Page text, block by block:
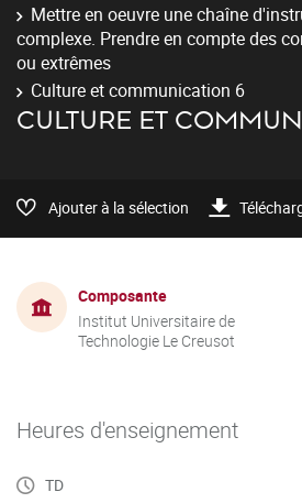
Mettre en oeuvre une chaîne
complexe. Prendre en compte des
ou extrêmes
Culture et communication 6
CULTURE ET
Ajouter à la sélection
Composante
Institut Universitaire de
Technologie Le Creusot
Heures d'enseignement
TD